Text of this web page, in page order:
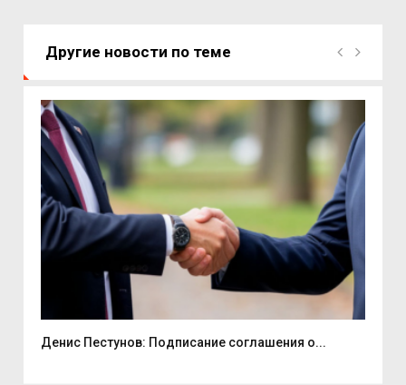
Другие новости по теме
Денис Пестунов: Подписание соглашения о...